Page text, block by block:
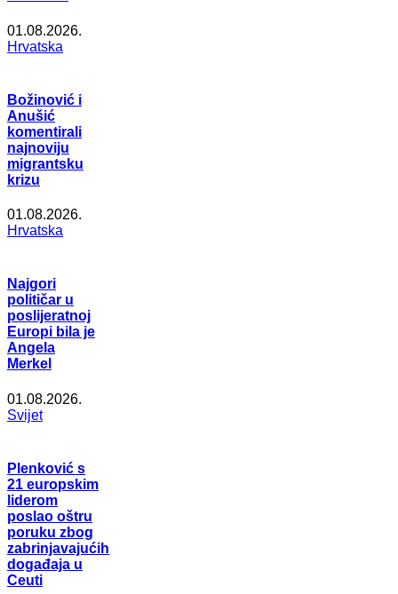
01.08.2026.
Hrvatska
Božinović i
Anušić
komentirali
najnoviju
migrantsku
krizu
01.08.2026.
Hrvatska
Najgori
političar u
poslijeratnoj
Europi bila je
Angela
Merkel
01.08.2026.
Svijet
Plenković s
21 europskim
liderom
poslao oštru
poruku zbog
zabrinjavajućih
događaja u
Ceuti